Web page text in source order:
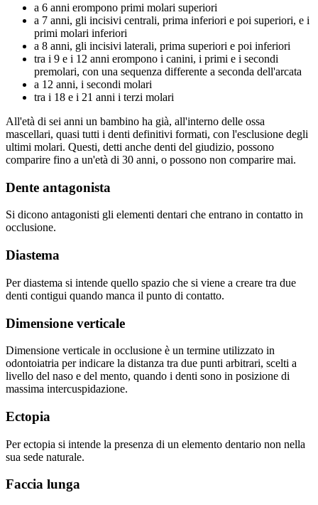
a 6 anni erompono primi molari superiori
a 7 anni, gli incisivi centrali, prima inferiori e poi superiori, e i
primi molari inferiori
a 8 anni, gli incisivi laterali, prima superiori e poi inferiori
tra i 9 e i 12 anni erompono i canini, i primi e i secondi
premolari, con una sequenza differente a seconda dell'arcata
a 12 anni, i secondi molari
tra i 18 e i 21 anni i terzi molari
All'età di sei anni un bambino ha già, all'interno delle ossa
mascellari, quasi tutti i denti definitivi formati, con l'esclusione degli
ultimi molari. Questi, detti anche denti del giudizio, possono
comparire fino a un'età di 30 anni, o possono non comparire mai.
Dente antagonista
Si dicono antagonisti gli elementi dentari che entrano in contatto in
occlusione.
Diastema
Per diastema si intende quello spazio che si viene a creare tra due
denti contigui quando manca il punto di contatto.
Dimensione verticale
Dimensione verticale in occlusione è un termine utilizzato in
odontoiatria per indicare la distanza tra due punti arbitrari, scelti a
livello del naso e del mento, quando i denti sono in posizione di
massima intercuspidazione.
Ectopia
Per ectopia si intende la presenza di un elemento dentario non nella
sua sede naturale.
Faccia lunga